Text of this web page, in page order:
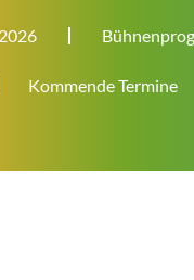
Kommende Termine